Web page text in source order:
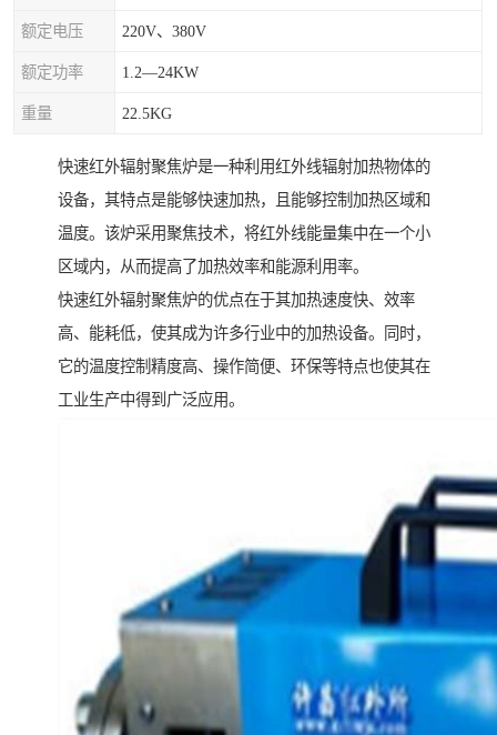
额定电压 220V、380V
额定功率 1.2—24KW
重量 22.5KG
快速红外辐射聚焦炉是一种利用红外线辐射加热物体的
设备，其特点是能够快速加热，且能够控制加热区域和
温度。该炉采用聚焦技术，将红外线能量集中在一个小
区域内，从而提高了加热效率和能源利用率。
快速红外辐射聚焦炉的优点在于其加热速度快、效率
高、能耗低，使其成为许多行业中的加热设备。同时，
它的温度控制精度高、操作简便、环保等特点也使其在
工业生产中得到广泛应用。